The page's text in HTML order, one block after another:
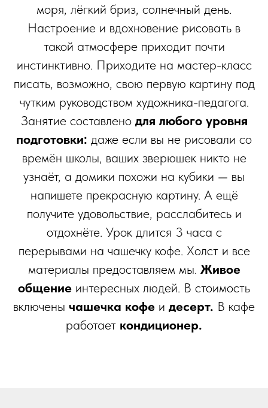
моря, лёгкий бриз, солнечный день.
Настроение и вдохновение рисовать в
такой атмосфере приходит почти
инстинктивно. Приходите на мастер-класс
писать, возможно, свою первую картину под
чутким руководством художника-педагога.
Занятие составлено для любого уровня
подготовки: даже если вы не рисовали со
времён школы, ваших зверюшек никто не
узнаёт, а домики похожи на кубики — вы
напишете прекрасную картину. А ещё
получите удовольствие, расслабитесь и
отдохнёте. Урок длится 3 часа с
перерывами на чашечку кофе. Холст и все
материалы предоставляем мы. Живое
общение интересных людей. В стоимость
включены чашечка кофе и десерт. В кафе
работает кондиционер.